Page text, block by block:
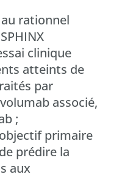
rationnel
clinique
atteints de
par
associé,
;
primaire
prédire la
aux